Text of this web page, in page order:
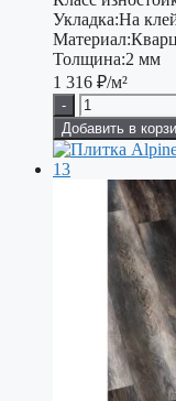
Укладка:На
Материал:
Толщина:2 мм
1 316 ₽/м²
-
Добавить в